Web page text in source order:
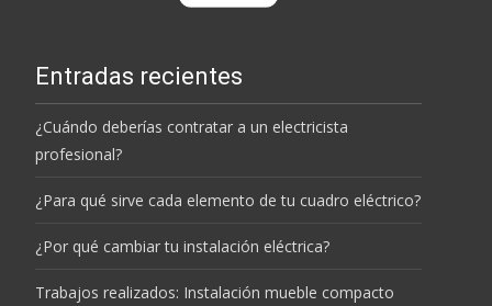
Entradas recientes
¿Cuándo deberías contratar a un electricista
profesional?
¿Para qué sirve cada elemento de tu cuadro eléctrico?
¿Por qué cambiar tu instalación eléctrica?
Trabajos realizados: Instalación mueble compacto